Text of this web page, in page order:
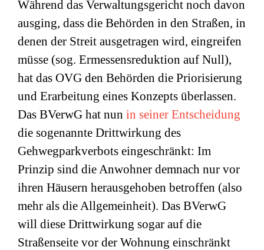
Während das Verwaltungsgericht noch davon
ausging, dass die Behörden in den Straßen, in
denen der Streit ausgetragen wird, eingreifen
müsse (sog. Ermessensreduktion auf Null),
hat das OVG den Behörden die Priorisierung
und Erarbeitung eines Konzepts überlassen.
Das BVerwG hat nun in seiner Entscheidung
die sogenannte Drittwirkung des
Gehwegparkverbots eingeschränkt: Im
Prinzip sind die Anwohner demnach nur vor
ihren Häusern herausgehoben betroffen (also
mehr als die Allgemeinheit). Das BVerwG
will diese Drittwirkung sogar auf die
Straßenseite vor der Wohnung einschränkt